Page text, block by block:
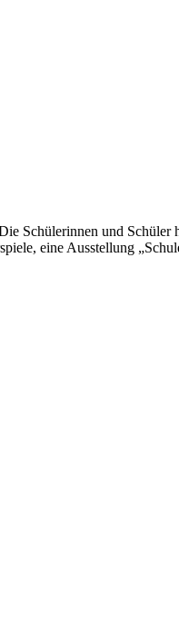
Schülerinnen und Schüler
eine Ausstellung